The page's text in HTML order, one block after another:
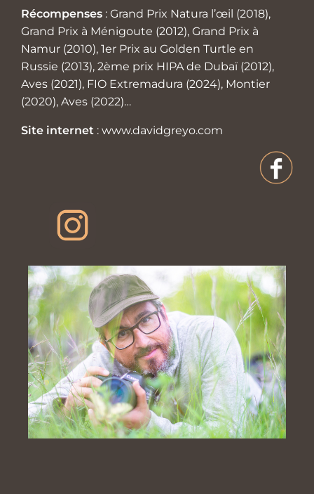
Récompenses : Grand Prix Natura l’œil (2018),
Grand Prix à Ménigoute (2012), Grand Prix à
Namur (2010), 1er Prix au Golden Turtle en
Russie (2013), 2ème prix HIPA de Dubaï (2012),
Aves (2021), FIO Extremadura (2024), Montier
(2020), Aves (2022)…
Site internet : www.davidgreyo.com